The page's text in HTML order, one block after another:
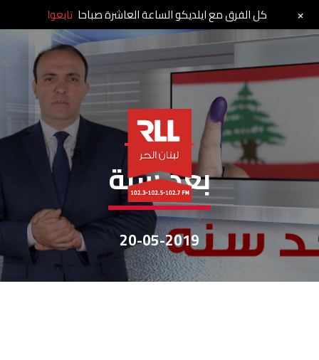
خاص لبنان الحر
بعد سنة
20-05-2019
كل الفرق مع ايلديكو الساعة العاشرة صباحا تابعوا +